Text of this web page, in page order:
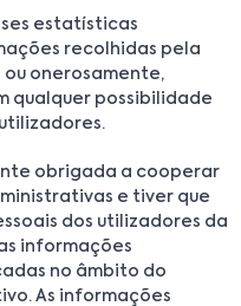
estatísticas
recolhidas pela
onerosamente,
qualquer possibilidade
obrigada a cooperar
e tiver que
dos utilizadores da
informações
no âmbito do
As informações